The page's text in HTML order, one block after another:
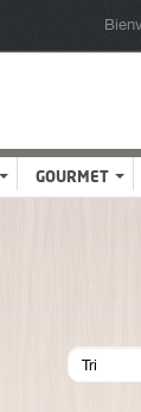
GOURMET